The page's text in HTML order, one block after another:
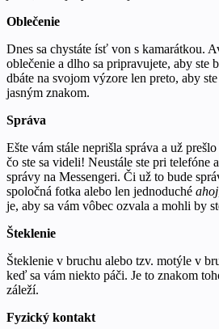
Oblečenie
Dnes sa chystáte ísť von s kamarátkou.
oblečenie a dlho sa pripravujete, aby
dbáte na svojom výzore len preto, aby
jasným znakom.
Správa
Ešte vám stále neprišla správa a už
čo ste sa videli! Neustále ste pri telefóne
správy na Messengeri. Či už to bude
spoločná fotka alebo len jednoduché ahoj
je, aby sa vám vôbec ozvala a mohli by
Šteklenie
Šteklenie v bruchu alebo tzv. motýle v
keď sa vám niekto páči. Je to znakom
záleží.
Fyzický kontakt